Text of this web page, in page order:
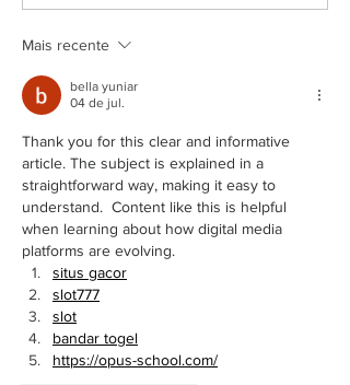
Mais recente
bella yuniar
04 de jul.
Thank you for this clear and informative
article. The subject is explained in a
straightforward way, making it easy to
understand.  Content like this is helpful
when learning about how digital media
platforms are evolving.
situs gacor
slot777
slot
bandar togel
https://opus-school.com/